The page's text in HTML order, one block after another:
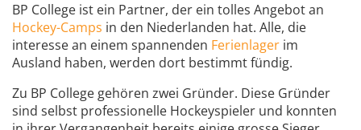
BP College ist ein Partner, der ein tolles Angebot an
Hockey-Camps in den Niederlanden hat. Alle, die
interesse an einem spannenden Ferienlager im
Ausland haben, werden dort bestimmt fündig.
Zu BP College gehören zwei Gründer. Diese Gründer
sind selbst professionelle Hockeyspieler und konnten